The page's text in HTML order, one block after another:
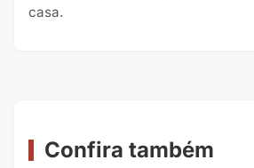
casa.
Confira também